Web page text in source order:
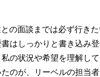
の面談までは必ず行き
はしっかりと書き込み
の状況や希望を理解し
のが、リーベルの担当